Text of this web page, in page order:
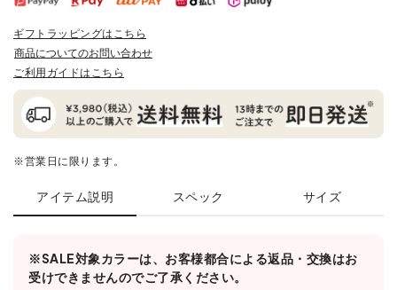
ギフトラッピングはこちら
商品についてのお問い合わせ
ご利用ガイドはこちら
※営業日に限ります。
アイテム説明 スペック サイズ
※SALE対象カラーは、お客様都合による返品・交換はお
受けできませんのでご了承ください。